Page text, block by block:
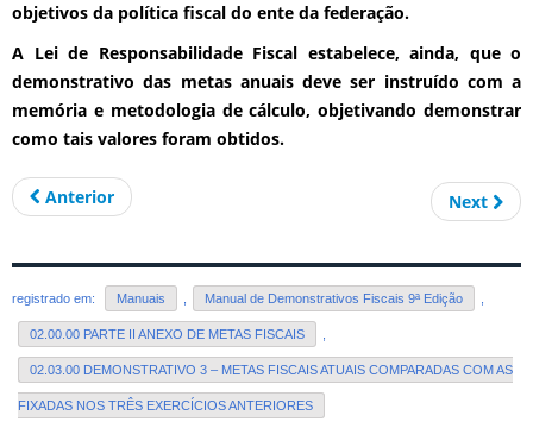
objetivos da política fiscal do ente da federação.
A Lei de Responsabilidade Fiscal estabelece, ainda, que o
demonstrativo das metas anuais deve ser instruído com a
memória e metodologia de cálculo, objetivando demonstrar
como tais valores foram obtidos.
Anterior Next
registrado em: Manuais Manual de Demonstrativos Fiscais 9ª Edição
02.00.00 PARTE II ANEXO DE METAS FISCAIS
02.03.00 DEMONSTRATIVO 3 – METAS FISCAIS ATUAIS COMPARADAS COM AS
FIXADAS NOS TRÊS EXERCÍCIOS ANTERIORES